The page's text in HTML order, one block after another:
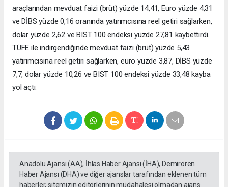
araçlarından mevduat faizi (brüt) yüzde 14,41, Euro yüzde 4,31
ve DİBS yüzde 0,16 oranında yatırımcısına reel getiri sağlarken,
dolar yüzde 2,62 ve BIST 100 endeksi yüzde 27,81 kaybettirdi.
TÜFE ile indirgendiğinde mevduat faizi (brüt) yüzde 5,43
yatırımcısına reel getiri sağlarken, euro yüzde 3,87, DİBS yüzde
7,7, dolar yüzde 10,26 ve BIST 100 endeksi yüzde 33,48 kayba
yol açtı.
Anadolu Ajansı (AA), İhlas Haber Ajansı (İHA), Demirören
Haber Ajansı (DHA) ve diğer ajanslar tarafından eklenen tüm
haberler, sitemizin editörlerinin müdahalesi olmadan ajans